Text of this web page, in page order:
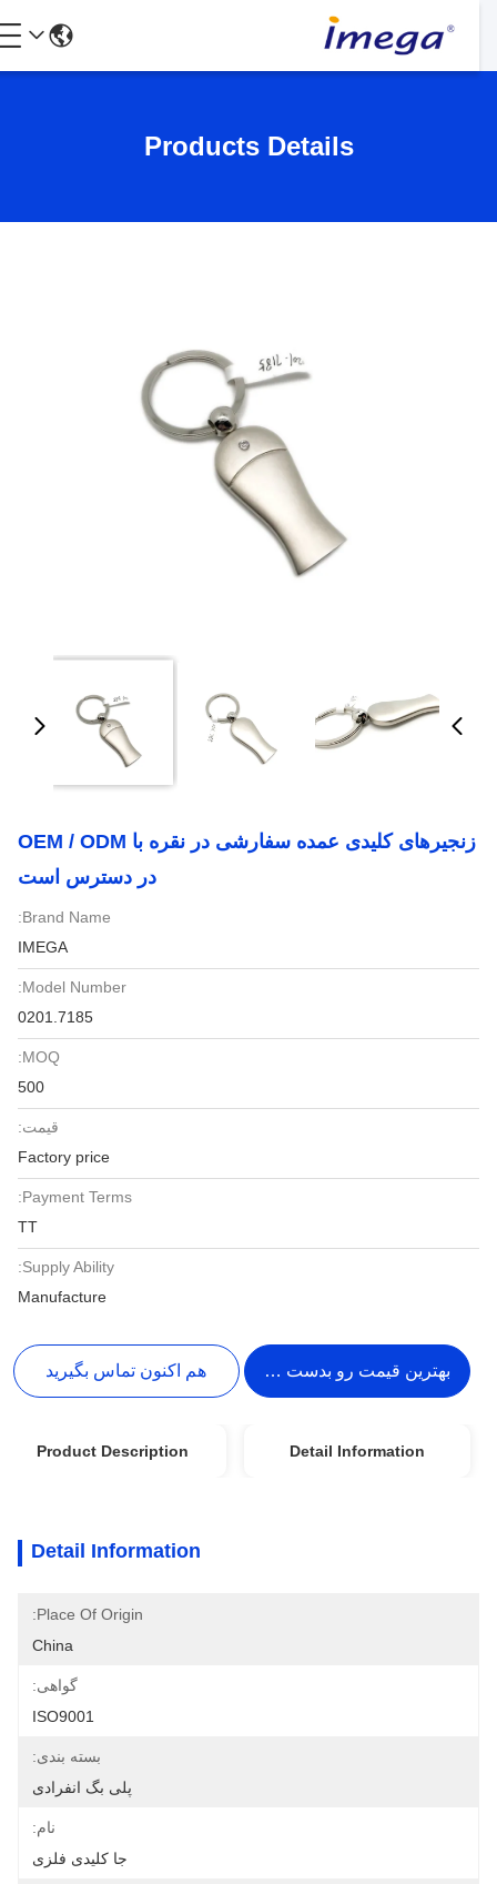
Products Details
زنجیرهای کلیدی عمده سفارشی در نقره با OEM / ODM
در دسترس است
Brand Name:
IMEGA
Model Number:
0201.7185
MOQ:
500
قیمت:
Factory price
Payment Terms:
TT
Supply Ability:
Manufacture
بهترین قیمت رو بدست بیار هم اکنون تماس بگیرید
Detail Information
Product Description
Detail Information
Place Of Origin:
China
گواهی:
ISO9001
بسته بندی:
پلی بگ انفرادی
نام:
جا کلیدی فلزی